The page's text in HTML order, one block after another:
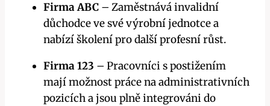
Firma ABC – Zaměstnává invalidní
důchodce ve své výrobní jednotce a
nabízí školení pro další profesní růst.
Firma 123 – Pracovníci s postižením
mají možnost práce na administrativních
pozicích a jsou plně integrováni do